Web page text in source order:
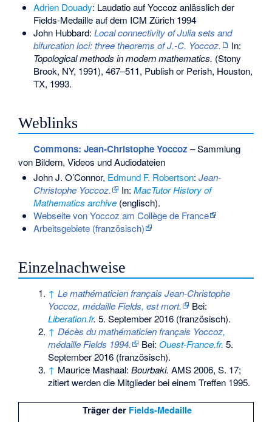
Adrien Douady: Laudatio auf Yoccoz anlässlich der
Fields-Medaille auf dem ICM Zürich 1994
John Hubbard: Local connectivity of Julia sets and
bifurcation loci: three theorems of J.-C. Yoccoz.
In:
Topological methods in modern mathematics. (Stony
Brook, NY, 1991), 467–511, Publish or Perish, Houston,
TX, 1993.
Weblinks
Commons: Jean-Christophe Yoccoz – Sammlung
von Bildern, Videos und Audiodateien
John J. O’Connor, Edmund F. Robertson: Jean-
Christophe Yoccoz.
In: MacTutor History of
Mathematics archive(englisch).
Webseite von Yoccoz am Collège de France
Arbeitsgebiete (französisch)
Einzelnachweise
↑ Le mathématicien français Jean-Christophe
Yoccoz, médaille Fields, est mort.
Bei:
Liberation.fr. 5. September 2016 (französisch).
↑ Décès du mathématicien français Yoccoz,
médaille Fields 1994.
Bei:Ouest-France.fr. 5.
September 2016 (französisch).
↑ Maurice Mashaal:Bourbaki. AMS 2006, S. 17;
zitiert werden die Mitglieder bei einem Treffen 1995.
Träger der Fields-Medaille